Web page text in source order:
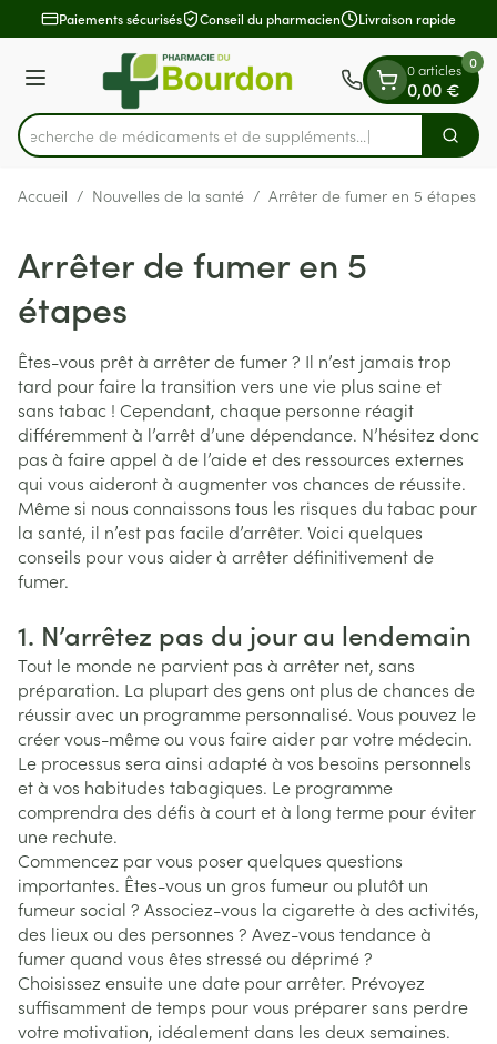
Aller au contenu
1 de 1
Paiements sécurisés Conseil du pharmacien Livraison rapide
Menu
Rechercher
Recherche de médicaments et de suppléments...
0 articles
0,00 €
0
Accueil / Nouvelles de la santé / Arrêter de fumer en 5 étapes
Arrêter de fumer en 5
étapes
Êtes-vous prêt à arrêter de fumer ? Il n’est jamais trop
tard pour faire la transition vers une vie plus saine et
sans tabac ! Cependant, chaque personne réagit
différemment à l’arrêt d’une dépendance. N’hésitez donc
pas à faire appel à de l’aide et des ressources externes
qui vous aideront à augmenter vos chances de réussite.
Même si nous connaissons tous les risques du tabac pour
la santé, il n’est pas facile d’arrêter. Voici quelques
conseils pour vous aider à arrêter définitivement de
fumer.
1. N’arrêtez pas du jour au lendemain
Tout le monde ne parvient pas à arrêter net, sans
préparation. La plupart des gens ont plus de chances de
réussir avec un programme personnalisé. Vous pouvez le
créer vous-même ou vous faire aider par votre médecin.
Le processus sera ainsi adapté à vos besoins personnels
et à vos habitudes tabagiques. Le programme
comprendra des défis à court et à long terme pour éviter
une rechute.
Commencez par vous poser quelques questions
importantes. Êtes-vous un gros fumeur ou plutôt un
fumeur social ? Associez-vous la cigarette à des activités,
des lieux ou des personnes ? Avez-vous tendance à
fumer quand vous êtes stressé ou déprimé ?
Choisissez ensuite une date pour arrêter. Prévoyez
suffisamment de temps pour vous préparer sans perdre
votre motivation, idéalement dans les deux semaines.